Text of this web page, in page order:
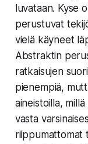
luvataan. Kyse
perustuvat
vielä käyneet
Abstraktin
ratkaisujen
pienempiä,
aineistoilla,
vasta
riippumattomat